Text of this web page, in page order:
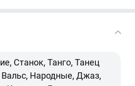
Станок, Танго, Танец
Народные, Джаз,